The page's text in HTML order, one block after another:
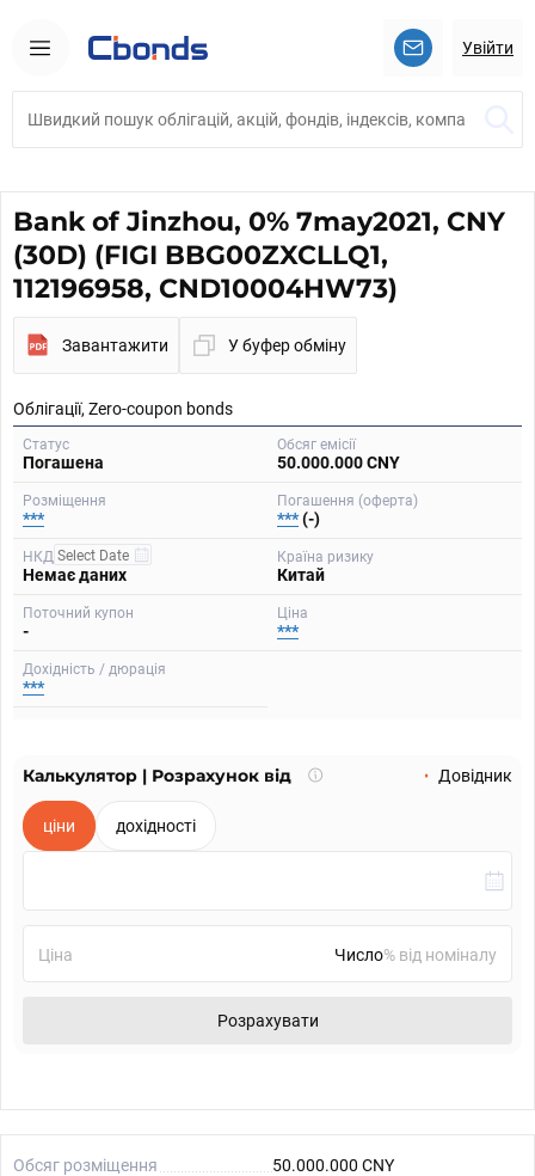
Увійти
Bank of Jinzhou, 0% 7may2021, CNY
(30D) (FIGI BBG00ZXCLLQ1,
112196958, CND10004HW73)
Завантажити У буфер обміну
Облігації, Zero-coupon bonds
Статус
Погашена
Обсяг емісії
50.000.000 CNY
Розміщення
***
Погашення (оферта)
***(-)
НКД
Немає даних
Країна ризику
Китай
Поточний купон
-
Ціна
***
Дохідність / дюрація
***
Калькулятор | Розрахунок від
Що
Довідник
ціни дохідності
Ціна % від номіналу
Розрахувати
Обсяг розміщення
50.000.000 CNY